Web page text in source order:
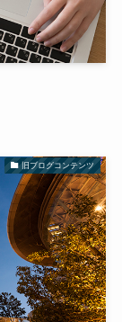
旧ブログコンテンツ